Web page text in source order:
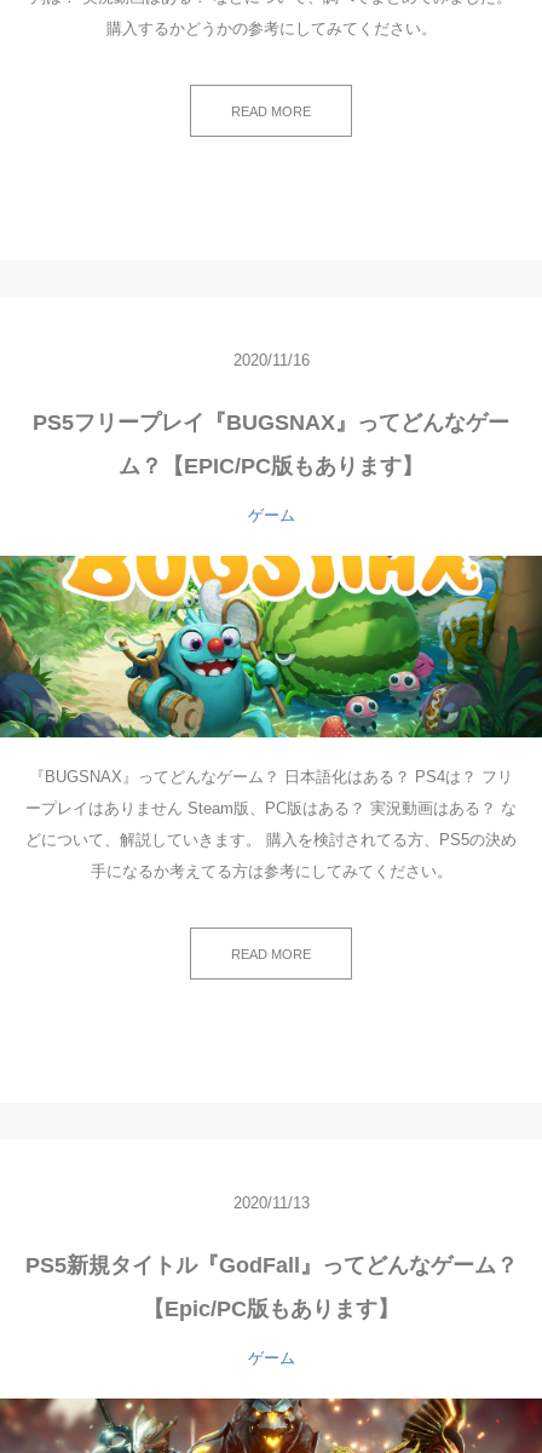
購入するかどうかの参考にしてみてください。
READ MORE
2020/11/16
PS5フリープレイ『BUGSNAX』ってどんなゲー
ム？【EPIC/PC版もあります】
ゲーム
『BUGSNAX』ってどんなゲーム？ 日本語化はある？ PS4は？ フリ
ープレイはありません Steam版、PC版はある？ 実況動画はある？ な
どについて、解説していきます。 購入を検討されてる方、PS5の決め
手になるか考えてる方は参考にしてみてください。
READ MORE
2020/11/13
PS5新規タイトル『GodFall』ってどんなゲーム？
【Epic/PC版もあります】
ゲーム